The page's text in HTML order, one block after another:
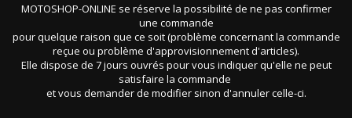
MOTOSHOP-ONLINE se réserve la possibilité de ne pas confirmer
une commande
pour quelque raison que ce soit (problème concernant la commande
reçue ou problème d'approvisionnement d'articles).
Elle dispose de 7 jours ouvrés pour vous indiquer qu'elle ne peut
satisfaire la commande
et vous demander de modifier sinon d'annuler celle-ci.